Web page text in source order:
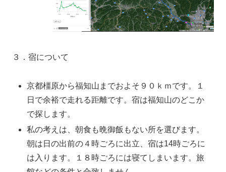
３．宿について
京都橿原から福知山までおよそ９０ｋｍです。１
日で余裕で走れる距離です。宿は福知山のどこか
で探します。
私の考えは、朝食も晩御飯もない所を選びます。
朝は日の出前の４時ごろに出立、宿は14時ごろに
は入ります。１８時ごろには寝てしまいます。旅